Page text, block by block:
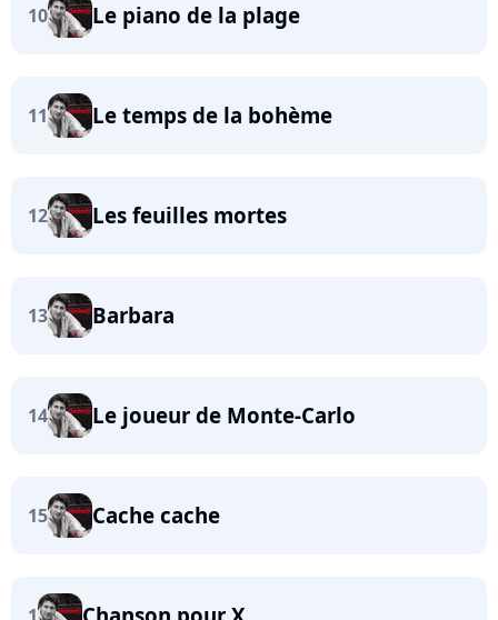
10 Le piano de la plage
11 Le temps de la bohème
12 Les feuilles mortes
13 Barbara
14 Le joueur de Monte-Carlo
15 Cache cache